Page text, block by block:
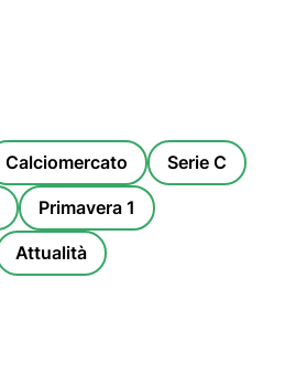
Calciomercato Serie C
Primavera 1
Attualità